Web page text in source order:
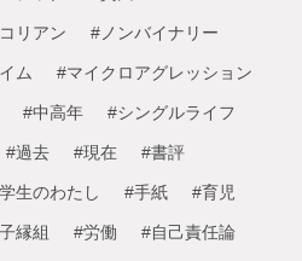
リアン #ノンバイナリー
ム #マイクロアグレッション
#中高年 #シングルライフ
#過去 #現在 #書評
生のわたし #手紙 #育児
縁組 #労働 #自己責任論